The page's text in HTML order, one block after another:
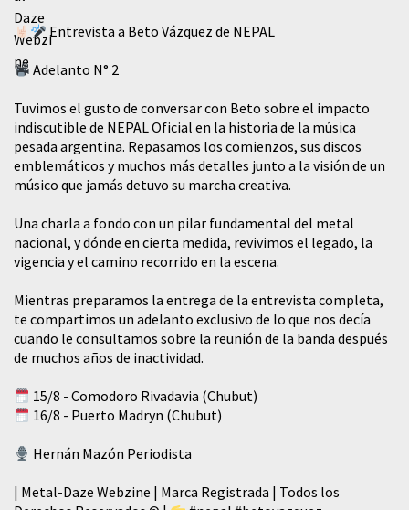
Entrevista a Beto Vázquez de NEPAL
Adelanto N° 2
Tuvimos el gusto de conversar con Beto sobre el impacto
indiscutible de NEPAL Oficial en la historia de la música
pesada argentina. Repasamos los comienzos, sus discos
emblemáticos y muchos más detalles junto a la visión de un
músico que jamás detuvo su marcha creativa.
​Una charla a fondo con un pilar fundamental del metal
nacional, y dónde en cierta medida, revivimos el legado, la
vigencia y el camino recorrido en la escena.
Mientras preparamos la entrega de la entrevista completa,
te compartimos un adelanto exclusivo de lo que nos decía
cuando le consultamos sobre la reunión de la banda después
de muchos años de inactividad.
15/8 - Comodoro Rivadavia (Chubut)
16/8 - Puerto Madryn (Chubut)
Hernán Mazón Periodista
| Metal-Daze Webzine | Marca Registrada | Todos los